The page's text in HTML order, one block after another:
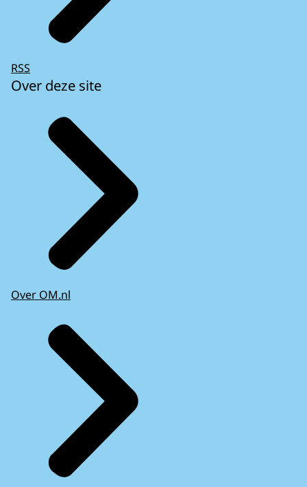
RSS
Over deze site
Over OM.nl